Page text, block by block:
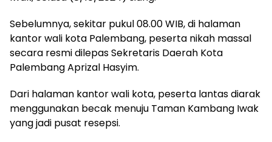
Sebelumnya, sekitar pukul 08.00 WIB, di halaman
kantor wali kota Palembang, peserta nikah massal
secara resmi dilepas Sekretaris Daerah Kota
Palembang Aprizal Hasyim.
Dari halaman kantor wali kota, peserta lantas diarak
menggunakan becak menuju Taman Kambang Iwak
yang jadi pusat resepsi.